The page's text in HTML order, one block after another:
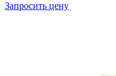
Запросить цену